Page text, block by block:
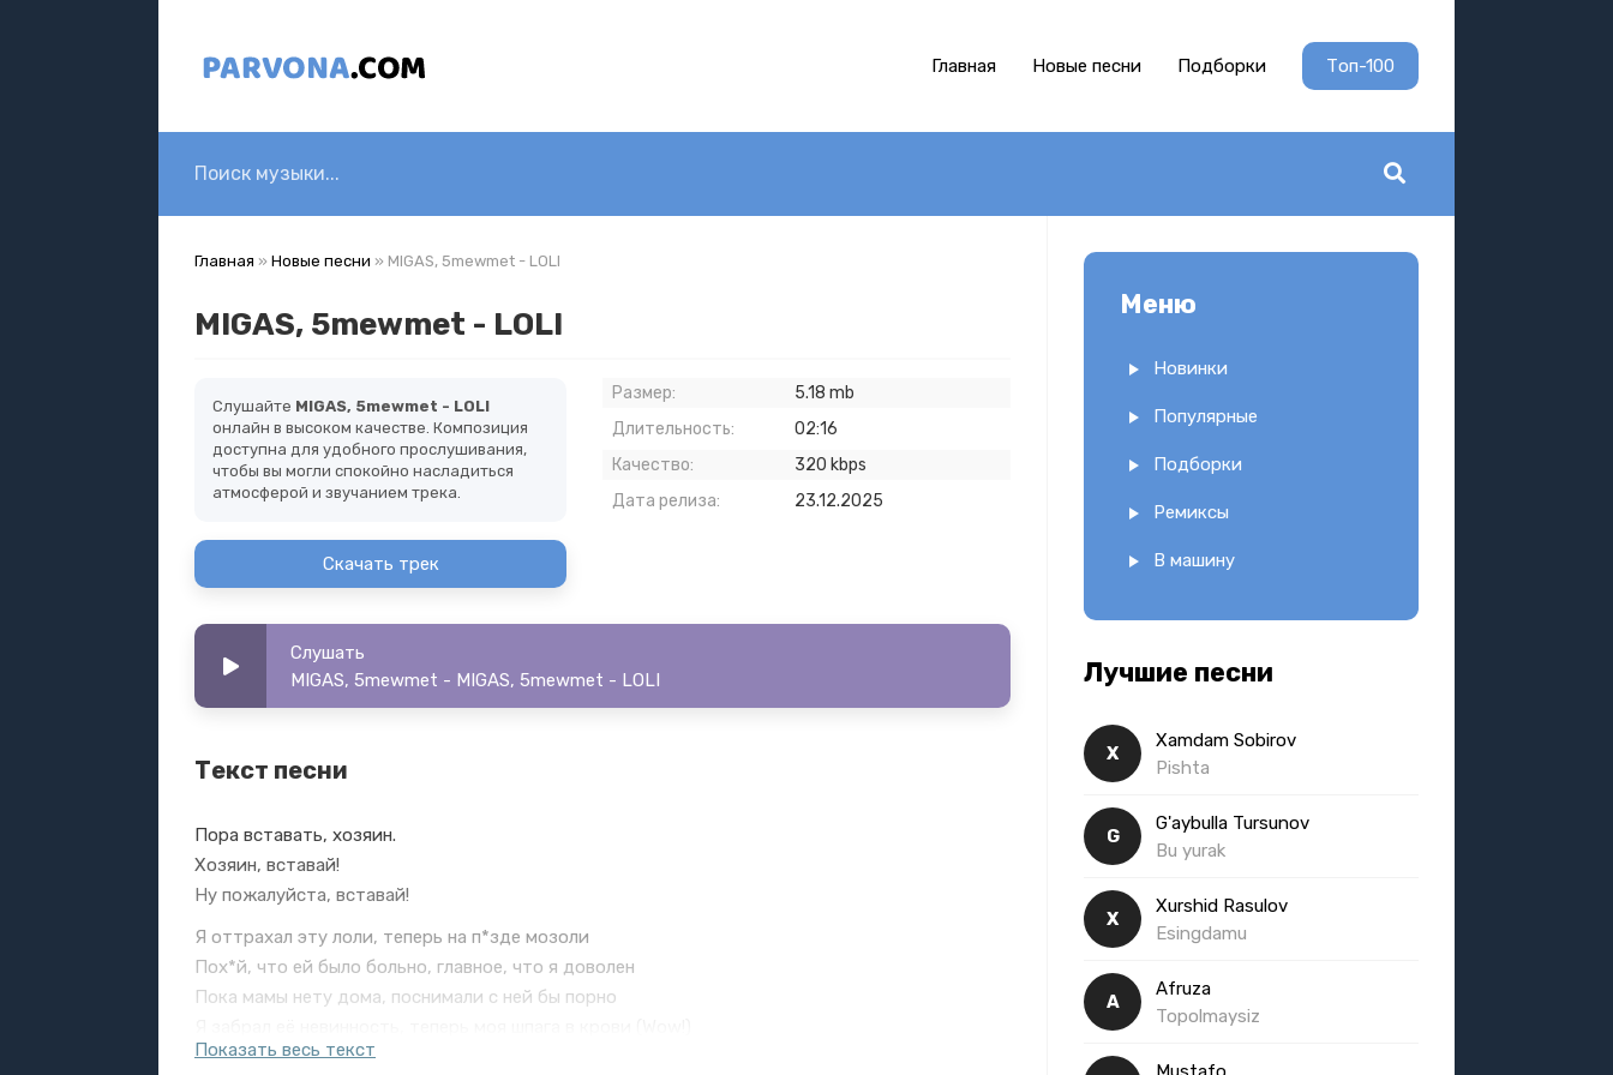
Главная Новые песни Подборки Топ-100
Главная » Новые песни » MIGAS, 5mewmet - LOLI
MIGAS, 5mewmet - LOLI
Слушайте MIGAS, 5mewmet - LOLI
онлайн в высоком качестве. Композиция
доступна для удобного прослушивания,
чтобы вы могли спокойно насладиться
атмосферой и звучанием трека.
Скачать трек
Размер:
5.18 mb
Длительность:
02:16
Качество:
320 kbps
Дата релиза:
23.12.2025
Слушать
MIGAS, 5mewmet - MIGAS, 5mewmet - LOLI
Текст песни
Пора вставать, хозяин.
Хозяин, вставай!
Ну пожалуйста, вставай!
Я оттрахал эту лоли, теперь на п*зде мозоли
Пох*й, что ей было больно, главное, что я доволен
Пока мамы нету дома, поснимали с ней бы порно
Показать весь текст
Меню
Новинки
Популярные
Подборки
Ремиксы
В машину
Лучшие песни
X
Xamdam Sobirov
Pishta
G
G'aybulla Tursunov
Bu yurak
X
Xurshid Rasulov
Esingdamu
A
Afruza
Topolmaysiz